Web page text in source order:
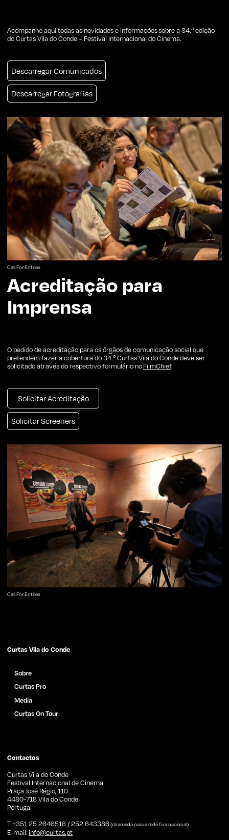
Acompanhe aqui todas as novidades e informações sobre a 34.ª edição
do Curtas Vila do Conde – Festival Internacional do Cinema.
Descarregar Comunicados
Descarregar Fotografias
Call For Entries
Acreditação para
Imprensa
O pedido de acreditação para os órgãos de comunicação social que
pretendem fazer a cobertura do 34.º Curtas Vila do Conde deve ser
solicitado através do respectivo formulário noFilmChief.
Solicitar Acreditação
Solicitar Screeners
Call For Entries
Curtas Vila do Conde
Sobre
Curtas Pro
Media
Catálogo de Filmes
Curtas On Tour
Contactos
Curtas Vila do Conde
Festival Internacional de Cinema
Praça José Régio, 110
4480-718 Vila do Conde
Portugal
T +351 25 2646516 / 252 643386(chamada para a rede fixa nacional)
E-mail: info@curtas.pt
Subscrever Newsletter